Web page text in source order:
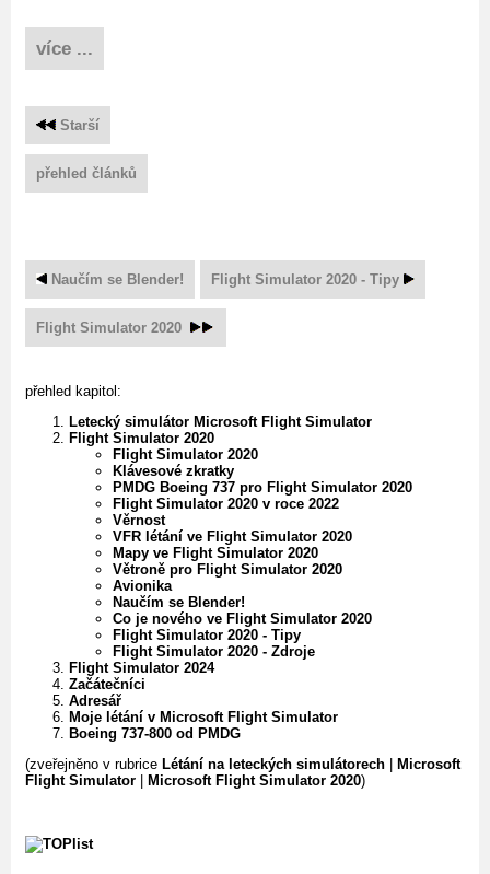
více ...
Starší
přehled článků
Naučím se Blender! Flight Simulator 2020 - Tipy
Flight Simulator 2020
přehled kapitol:
Letecký simulátor Microsoft Flight Simulator
Flight Simulator 2020
Flight Simulator 2020
Klávesové zkratky
PMDG Boeing 737 pro Flight Simulator 2020
Flight Simulator 2020 v roce 2022
Věrnost
VFR létání ve Flight Simulator 2020
Mapy ve Flight Simulator 2020
Větroně pro Flight Simulator 2020
Avionika
Naučím se Blender!
Co je nového ve Flight Simulator 2020
Flight Simulator 2020 - Tipy
Flight Simulator 2020 - Zdroje
Flight Simulator 2024
Začátečníci
Adresář
Moje létání v Microsoft Flight Simulator
Boeing 737-800 od PMDG
(zveřejněno v rubrice Létání na leteckých simulátorech
Microsoft
Flight Simulator
Microsoft Flight Simulator 2020)